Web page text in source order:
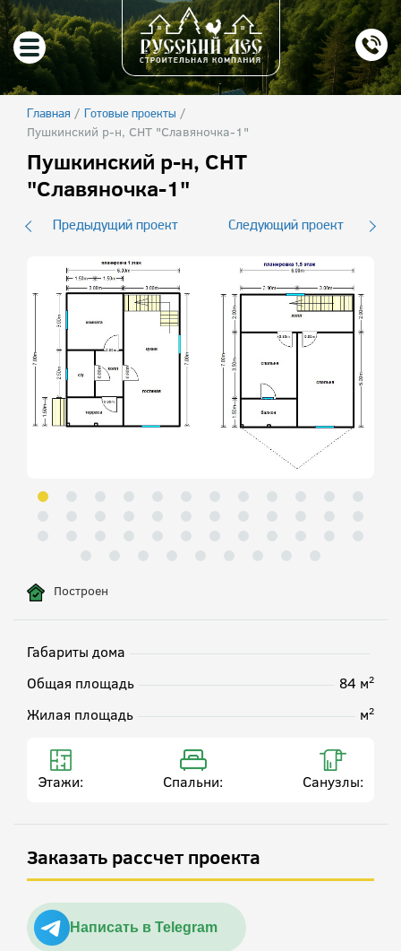
Главная / Готовые проекты /
Пушкинский р-н, СНТ "Славяночка-1"
Пушкинский р-н, СНТ
"Славяночка-1"
Предыдущий проект Следующий проект
Построен
Габариты дома
Общая площадь
84 м2
Жилая площадь м2
Этажи: Спальни: Санузлы:
Заказать рассчет проекта
Написать в Telegram